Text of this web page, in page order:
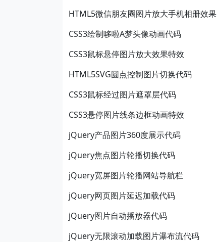
HTML5微信朋友圈图片放大手机相册效果
CSS3绘制哆啦A梦头像动画代码
CSS3鼠标悬停图片放大效果特效
HTML5SVG圆点控制图片切换代码
CSS3鼠标经过图片遮罩层代码
CSS3悬停图片线条边框动画特效
jQuery产品图片360度展示代码
jQuery焦点图片轮播切换代码
jQuery宽屏图片轮播网站导航栏
jQuery网页图片延迟加载代码
jQuery图片自动播放器代码
jQuery无限滚动加载图片瀑布流代码